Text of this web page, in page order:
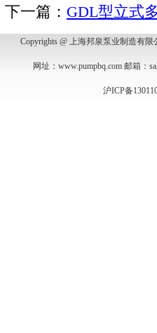
下一篇： GDL型立式
Copyrights @ 上海邦泉泵业制造有限
网址： www.pumpbq.com 邮箱：
沪ICP备